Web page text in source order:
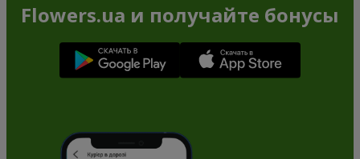
Flowers.ua и получайте бонусы